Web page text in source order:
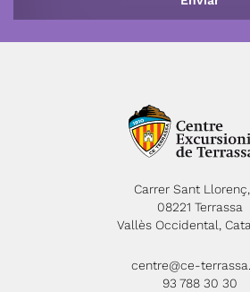
Carrer Sant
08221 Terrassa
Vallès Occidental,
centre@ce-
93 788 30 30